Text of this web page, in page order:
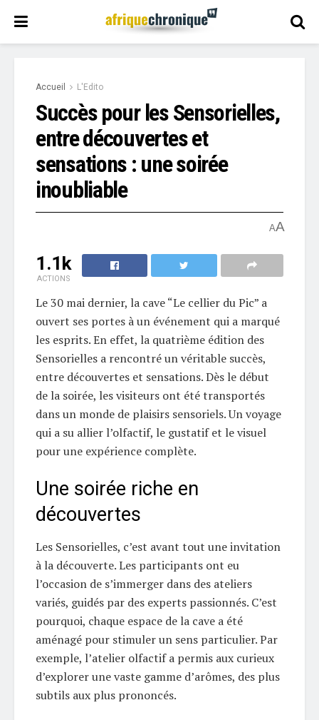
Accueil L'Edito
Succès pour les Sensorielles,
entre découvertes et
sensations : une soirée
inoubliable
AA
1.1k
ACTIONS
Le 30 mai dernier, la cave “Le cellier du Pic” a
ouvert ses portes à un événement qui a marqué
les esprits. En effet, la quatrième édition des
Sensorielles a rencontré un véritable succès,
entre découvertes et sensations. Dès le début
de la soirée, les visiteurs ont été transportés
dans un monde de plaisirs sensoriels. Un voyage
qui a su allier l’olfactif, le gustatif et le visuel
pour une expérience complète.
Une soirée riche en
découvertes
Les Sensorielles, c’est avant tout une invitation
à la découverte. Les participants ont eu
l’occasion de s’immerger dans des ateliers
variés, guidés par des experts passionnés. C’est
pourquoi, chaque espace de la cave a été
aménagé pour stimuler un sens particulier. Par
exemple, l’atelier olfactif a permis aux curieux
d’explorer une vaste gamme d’arômes, des plus
subtils aux plus prononcés.